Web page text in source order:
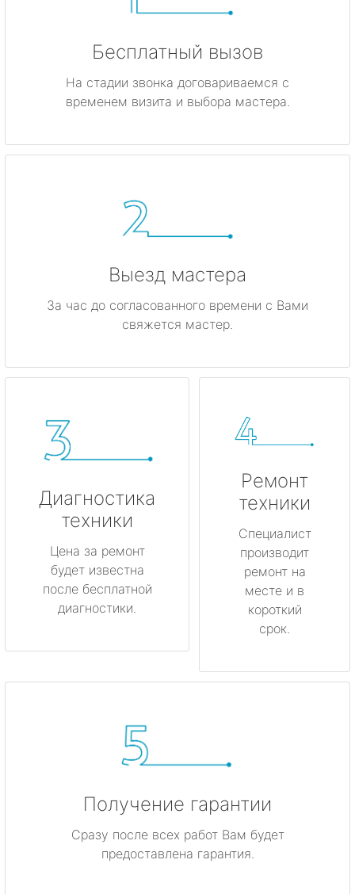
Бесплатный вызов
На стадии звонка договариваемся с
временем визита и выбора мастера.
Выезд мастера
За час до согласованного времени с Вами
свяжется мастер.
Диагностика
техники
Цена за ремонт
будет известна
после бесплатной
диагностики.
Ремонт
техники
Специалист
производит
ремонт на
месте и в
короткий
срок.
Получение гарантии
Сразу после всех работ Вам будет
предоставлена гарантия.